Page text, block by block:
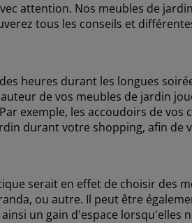
attention. Nos meubles de
tous les conseils et
heures durant les longues
de vos meubles de jardin
exemple, les accoudoirs de vos
durant votre shopping, afin
serait en effet de choisir des
ou autre. Il peut être
un gain d'espace lorsqu'elles